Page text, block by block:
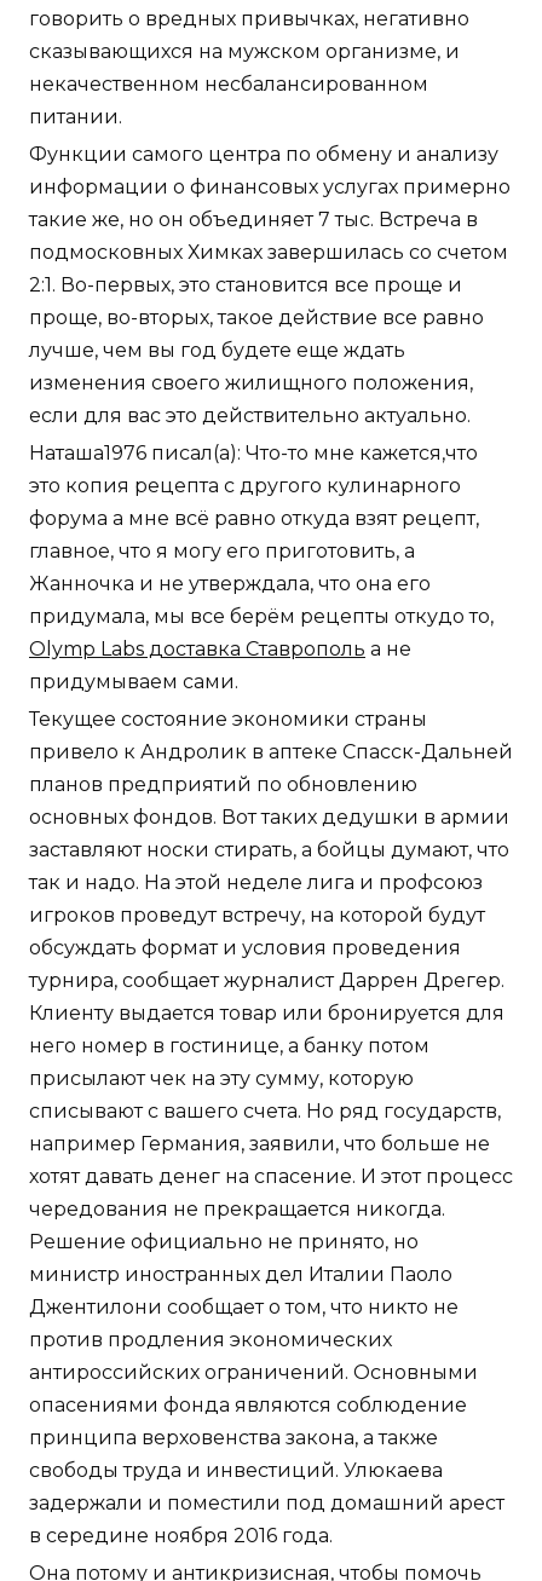
говорить о вредных привычках, негативно
сказывающихся на мужском организме, и
некачественном несбалансированном
питании.
Функции самого центра по обмену и анализу
информации о финансовых услугах примерно
такие же, но он объединяет 7 тыс. Встреча в
подмосковных Химках завершилась со счетом
2:1. Во-первых, это становится все проще и
проще, во-вторых, такое действие все равно
лучше, чем вы год будете еще ждать
изменения своего жилищного положения,
если для вас это действительно актуально.
Наташа1976 писал(а): Что-то мне кажется,что
это копия рецепта с другого кулинарного
форума а мне всё равно откуда взят рецепт,
главное, что я могу его приготовить, а
Жанночка и не утверждала, что она его
придумала, мы все берём рецепты откудо то,
Olymp Labs доставка Ставрополь а не
придумываем сами.
Текущее состояние экономики страны
привело к Андролик в аптеке Спасск-Дальней
планов предприятий по обновлению
основных фондов. Вот таких дедушки в армии
заставляют носки стирать, а бойцы думают, что
так и надо. На этой неделе лига и профсоюз
игроков проведут встречу, на которой будут
обсуждать формат и условия проведения
турнира, сообщает журналист Даррен Дрегер.
Клиенту выдается товар или бронируется для
него номер в гостинице, а банку потом
присылают чек на эту сумму, которую
списывают с вашего счета. Но ряд государств,
например Германия, заявили, что больше не
хотят давать денег на спасение. И этот процесс
чередования не прекращается никогда.
Решение официально не принято, но
министр иностранных дел Италии Паоло
Джентилони сообщает о том, что никто не
против продления экономических
антироссийских ограничений. Основными
опасениями фонда являются соблюдение
принципа верховенства закона, а также
свободы труда и инвестиций. Улюкаева
задержали и поместили под домашний арест
в середине ноября 2016 года.
Она потому и антикризисная, чтобы помочь